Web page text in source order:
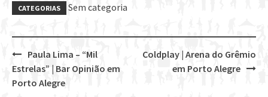
CATEGORIAS Sem categoria
Post
navigation
Coldplay | Arena do Grêmio
em Porto Alegre
Paula Lima – “Mil
Estrelas” | Bar Opinião em
Porto Alegre